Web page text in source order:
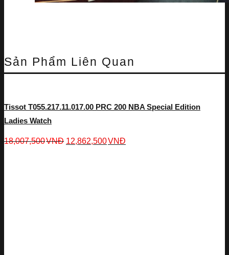
Sản Phẩm Liên Quan
Tissot T055.217.11.017.00 PRC 200 NBA Special Edition
Ladies Watch
18,007,500VNĐ 12,862,500VNĐ